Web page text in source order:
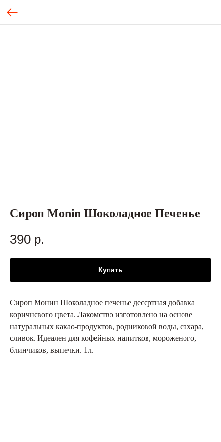
Сироп Monin Шоколадное Печенье
390 р.
Купить
Сироп Монин Шоколадное печенье десертная добавка
коричневого цвета. Лакомство изготовлено на основе
натуральных какао-продуктов, родниковой воды, сахара,
сливок. Идеален для кофейных напитков, мороженого,
блинчиков, выпечки. 1л.